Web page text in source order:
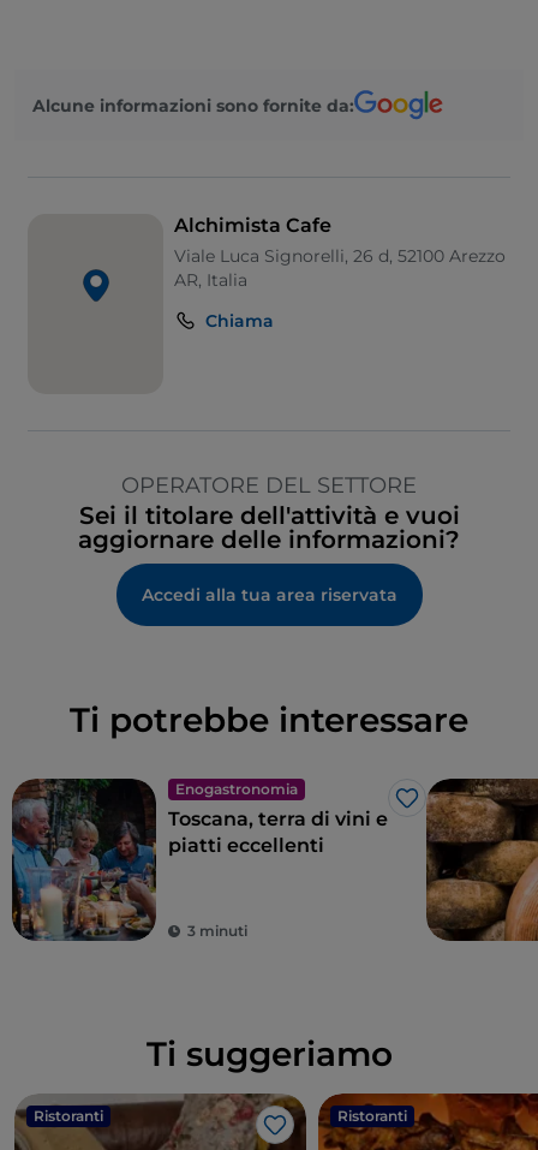
Alcune informazioni sono fornite da:
Alchimista Cafe
Viale Luca Signorelli, 26 d, 52100 Arezzo
AR, Italia
Chiama
OPERATORE DEL SETTORE
Sei il titolare dell'attività e vuoi
aggiornare delle informazioni?
Accedi alla tua area riservata
Ti potrebbe interessare
Enogastronomia
Like
Toscana, terra di vini e
piatti eccellenti
3 minuti
Ti suggeriamo
Ristoranti
Like
Ristoranti